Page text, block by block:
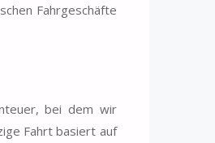
Fahrgeschäfte
bei dem wir
Fahrt basiert auf